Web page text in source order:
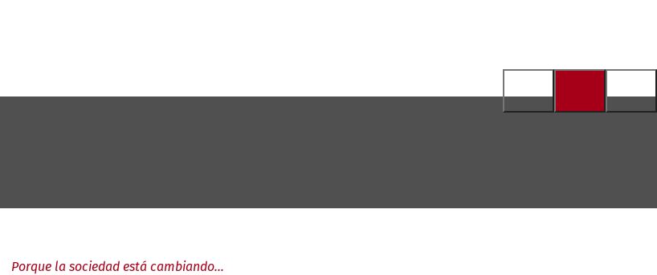
Porque la sociedad está cambiando...